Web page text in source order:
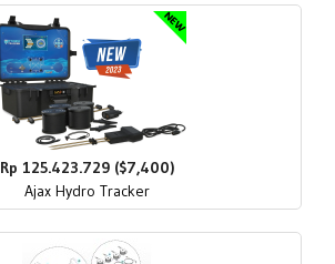
Rp 125.423.729 ($7,400)
Ajax Hydro Tracker